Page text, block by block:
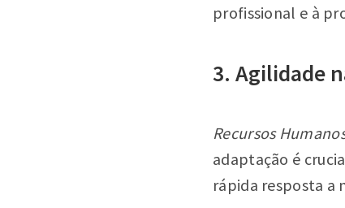
profissional e à
3. Agilidade
Recursos
adaptação é
rápida resposta a